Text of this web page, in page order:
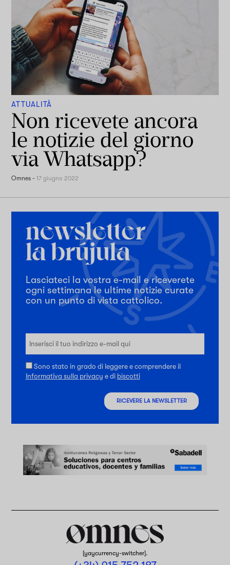
ATTUALITÀ
Non ricevete ancora
le notizie del giorno
via Whatsapp?
Omnes -17 giugno 2022
Lasciateci la vostra e-mail e riceverete
ogni settimana le ultime notizie curate
con un punto di vista cattolico.
Sono stato in grado di leggere e comprendere il
Informativa sulla privacy e di biscotti
RICEVERE LA NEWSLETTER
[yaycurrency-switcher].